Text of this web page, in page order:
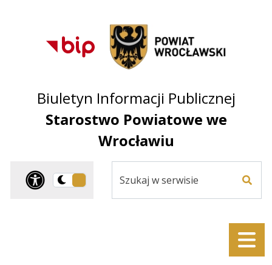
Przejdź do
głównego menu
Przejdź do treści
Przejdź do mapy
serwisu
Biuletyn Informacji Publicznej
Starostwo Powiatowe we
Wrocławiu
Panel dostosowania
Przełącz
serwisie
Menu